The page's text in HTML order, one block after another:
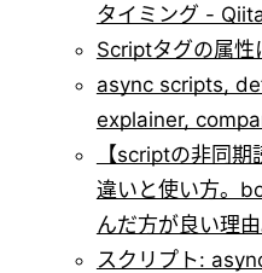
タイミング -
Scriptタグの属
async scripts,
explainer,
【scriptの非同
違いと使い方。
んだ方が良い理
スクリプト: